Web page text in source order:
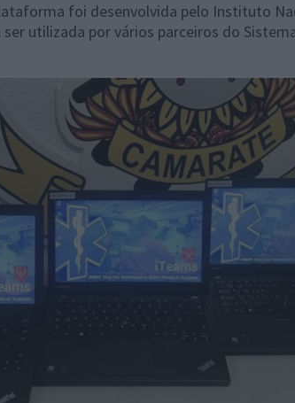
foi desenvolvida pelo Instituto
ser utilizada por vários parceiros do